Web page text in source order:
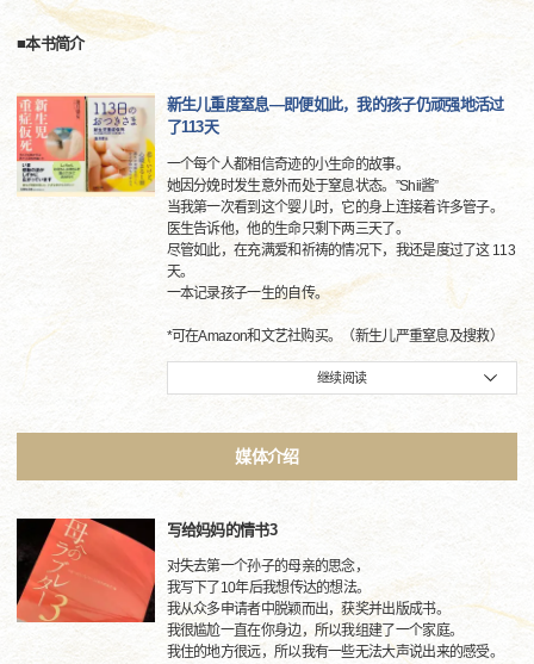
■本书简介
新生儿重度窒息—即便如此，我的孩子仍顽强地活过
了113天
一个每个人都相信奇迹的小生命的故事。
她因分娩时发生意外而处于窒息状态。”Shii酱”
当我第一次看到这个婴儿时，它的身上连接着许多管子。
医生告诉他，他的生命只剩下两三天了。
尽管如此，在充满爱和祈祷的情况下，我还是度过了这 113
天。
一本记录孩子一生的自传。
*可在Amazon和文艺社购买。（新生儿严重窒息及搜救）
继续阅读
媒体介绍
写给妈妈的情书3
对失去第一个孙子的母亲的思念，
我写下了10年后我想传达的想法。
我从众多申请者中脱颖而出，获奖并出版成书。
我很尴尬一直在你身边，所以我组建了一个家庭。
我住的地方很远，所以我有一些无法大声说出来的感受。